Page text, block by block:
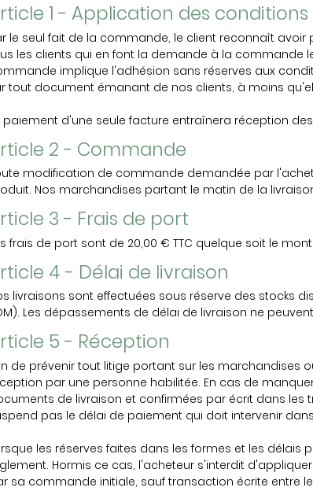
1 - Application des
le seul fait de la commande, le client reconnaît
les clients qui en font la demande à la commande
implique l'adhésion sans réserves aux
tout document émanant de nos clients, à moins
paiement d'une seule facture entraînera réception
2 - Commande
modification de commande demandée par
Nos marchandises partant le matin de la
3 - Frais de port
frais de port sont de 20,00 € TTC quelque soit le
4 - Délai de livraison
livraisons sont effectuées sous réserve des stocks
Les dépassements de délai de livraison ne
5 - Réception
de prévenir tout litige portant sur les marchandises
par une personne habilitée. En cas de
de livraison et confirmées par écrit dans les
pas le délai de paiement qui doit intervenir
les réserves faites dans les formes et les
Hormis ce cas, l'acheteur s'interdit
sa commande initiale, sauf transaction écrite entre